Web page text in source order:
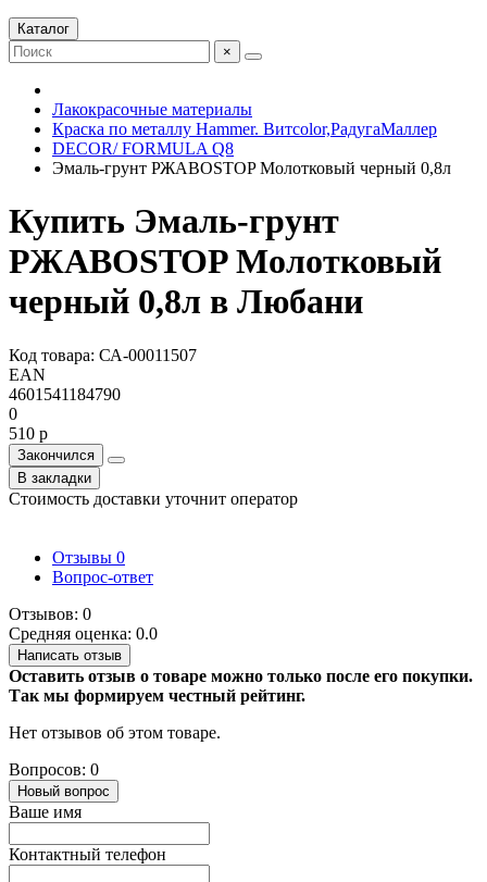
Каталог
×
Лакокрасочные материалы
Краска по металлу Hammer. Витcolor,РадугаМаллер
DECOR/ FORMULA Q8
Эмаль-грунт РЖАВОSTOP Молотковый черный 0,8л
Купить Эмаль-грунт
РЖАВОSTOP Молотковый
черный 0,8л в Любани
Код товара: СА-00011507
EAN
4601541184790
0
510 р
Закончился
В закладки
Стоимость доставки уточнит оператор
Отзывы 0
Вопрос-ответ
Отзывов: 0
Средняя оценка: 0.0
Написать отзыв
Оставить отзыв о товаре можно только после его покупки.
Так мы формируем честный рейтинг.
Нет отзывов об этом товаре.
Вопросов: 0
Новый вопрос
Ваше имя
Контактный телефон